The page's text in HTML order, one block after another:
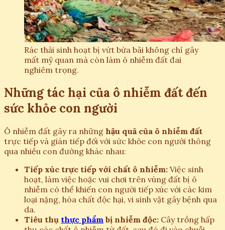
Rác thải sinh hoạt bị vứt bừa bãi không chỉ gây
mất mỹ quan mà còn làm ô nhiễm đất đai
nghiêm trọng.
Những tác hại của ô nhiễm đất đến
sức khỏe con người
Ô nhiễm đất gây ra những hậu quả của ô nhiễm đất
trực tiếp và gián tiếp đối với sức khỏe con người thông
qua nhiều con đường khác nhau:
Tiếp xúc trực tiếp với chất ô nhiễm: Việc sinh
hoạt, làm việc hoặc vui chơi trên vùng đất bị ô
nhiễm có thể khiến con người tiếp xúc với các kim
loại nặng, hóa chất độc hại, vi sinh vật gây bệnh qua
da.
Tiêu thụ thực phẩm bị nhiễm độc: Cây trồng hấp